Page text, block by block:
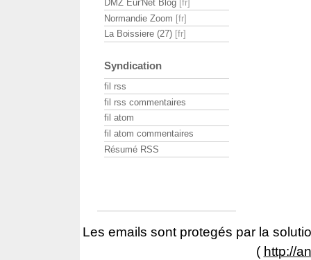
DMZ Eur'Net Blog
Normandie Zoom
La Boissiere (27)
Syndication
fil rss
fil rss commentaires
fil atom
fil atom commentaires
Résumé RSS
Les emails sont protegés par la
( http://